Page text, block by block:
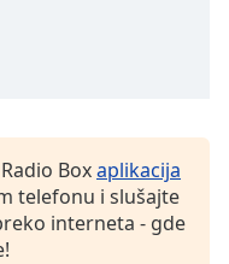
Boxaplikacija
telefonu i slušajte
interneta - gde